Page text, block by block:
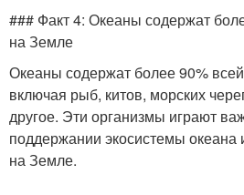
### Факт 4: Океаны содержат
на Земле
Океаны содержат более 90%
включая рыб, китов, морских
другое. Эти организмы играют
поддержании экосистемы океана
на Земле.